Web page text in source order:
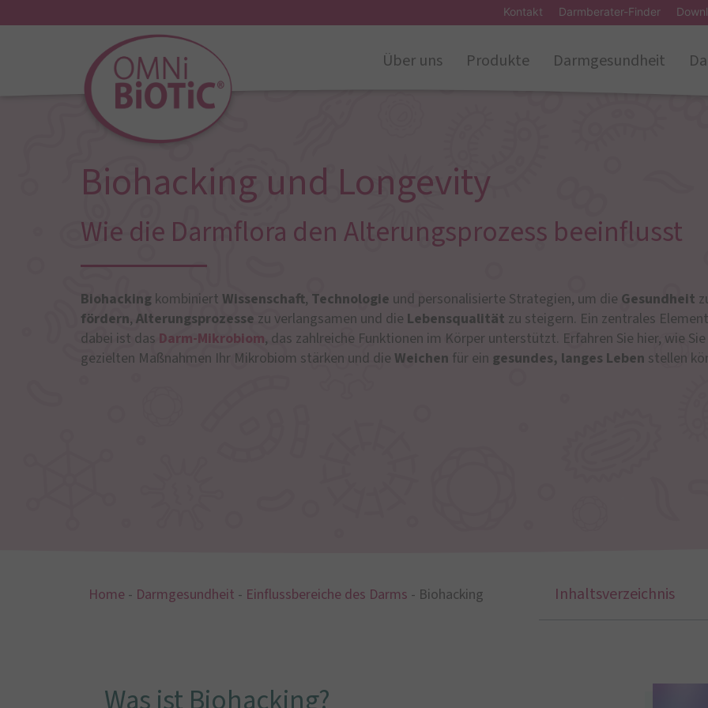
Kontakt Darmberater-Finder
Über uns Produkte Darmgesundheit
Biohacking und Longevity
Wie die Darmflora den Alterungsprozess beeinflusst
Biohacking kombiniert Wissenschaft, Technologie und personalisierte Strategien, um die Gesundheit
fördern, Alterungsprozesse zu verlangsamen und die Lebensqualität zu steigern. Ein zentrales Element
dabei ist das Darm-Mikrobiom, das zahlreiche Funktionen im Körper unterstützt. Erfahren Sie hier, wie
gezielten Maßnahmen Ihr Mikrobiom stärken und die Weichen für ein gesundes, langes Leben stellen
Home - Darmgesundheit - Einflussbereiche des Darms - Biohacking Inhaltsverzeichnis